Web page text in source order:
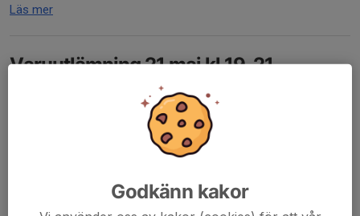
Läs mer
Varuutlämning 21 maj kl 19-21
0 kommentarer
Torsdag 21/5 är det dags för upphämtning av era beställda
Godkänn kakor